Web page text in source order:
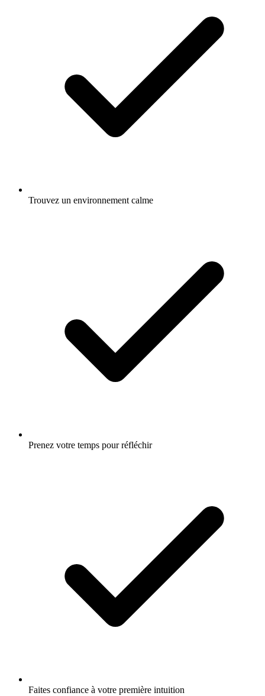
Trouvez un environnement calme
Prenez votre temps pour réfléchir
Faites confiance à votre première intuition